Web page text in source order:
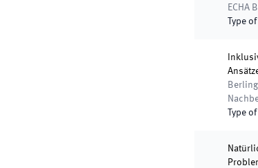
ECHA
Type
Type